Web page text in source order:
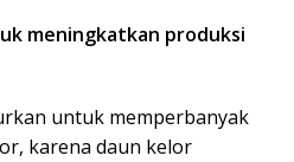
meningkatkan produksi
untuk memperbanyak
karena daun kelor